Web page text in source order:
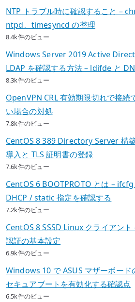
NTP トラブル時に確認すること –
ntpd、timesyncd の整理
8.4k件のビュー
Windows Server 2019 Active
LDAP を確認する方法 – ldifde と
8.3k件のビュー
OpenVPN CRL 有効期限切れで接続
い場合の対処
7.8k件のビュー
CentOS 8 389 Directory Server 構
導入と TLS 証明書の登録
7.6k件のビュー
CentOS 6 BOOTPROTO とは –
DHCP / static 指定を確認する
7.2k件のビュー
CentOS 8 SSSD Linux クライアント
認証の基本設定
6.9k件のビュー
Windows 10 で ASUS マザーボード
セキュアブートを有効化する確認点
6.5k件のビュー